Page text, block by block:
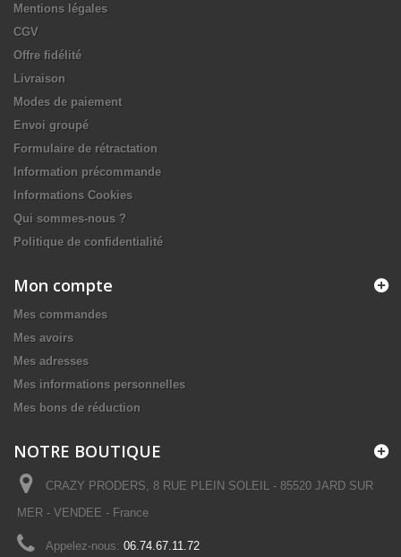
Mentions légales
CGV
Offre fidélité
Livraison
Modes de paiement
Envoi groupé
Formulaire de rétractation
Information précommande
Informations Cookies
Qui sommes-nous ?
Politique de confidentialité
Mon compte
Mes commandes
Mes avoirs
Mes adresses
Mes informations personnelles
Mes bons de réduction
NOTRE BOUTIQUE
CRAZY PRODERS, 8 RUE PLEIN SOLEIL - 85520 JARD SUR
MER - VENDEE - France
Appelez-nous: 06.74.67.11.72